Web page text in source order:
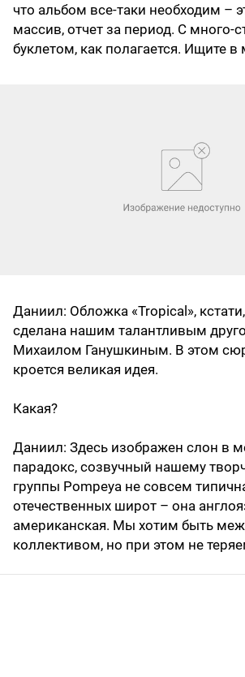
что альбом все-таки необходим –
массив, отчет за период. С много-
буклетом, как полагается. Ищите в
Даниил: Обложка «Tropical»,
сделана нашим талантливым
Михаилом Ганушкиным. В этом
кроется великая идея.
Какая?
Даниил: Здесь изображен слон в
парадокс, созвучный нашему
группы Pompeya не совсем
отечественных широт – она
американская. Мы хотим быть
коллективом, но при этом не